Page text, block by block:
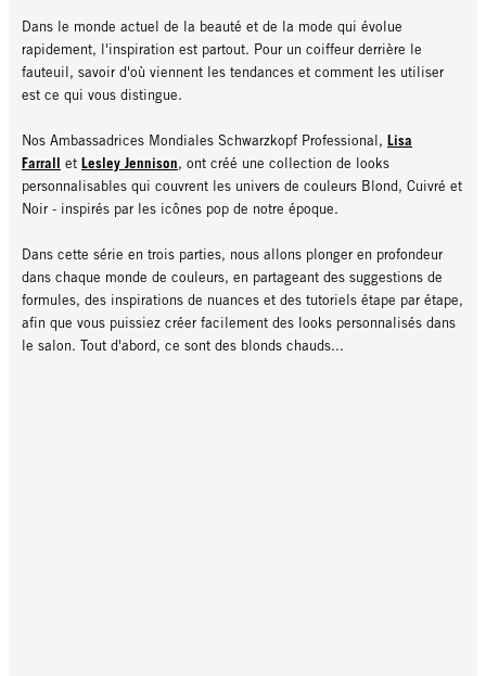
Dans le monde actuel de la beauté et de la mode qui évolue
rapidement, l'inspiration est partout. Pour un coiffeur derrière le
fauteuil, savoir d'où viennent les tendances et comment les utiliser
est ce qui vous distingue.
Nos Ambassadrices Mondiales Schwarzkopf Professional, Lisa
Farrall et Lesley Jennison, ont créé une collection de looks
personnalisables qui couvrent les univers de couleurs Blond, Cuivré et
Noir - inspirés par les icônes pop de notre époque.
Dans cette série en trois parties, nous allons plonger en profondeur
dans chaque monde de couleurs, en partageant des suggestions de
formules, des inspirations de nuances et des tutoriels étape par étape,
afin que vous puissiez créer facilement des looks personnalisés dans
le salon. Tout d'abord, ce sont des blonds chauds...